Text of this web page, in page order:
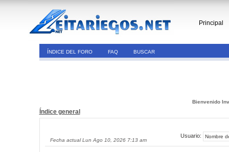
Principal
ÍNDICE DEL FORO FAQ BUSCAR
Bienvenido
Índice general
Fecha actual Lun Ago 10, 2026 7:13 am
Usuario: